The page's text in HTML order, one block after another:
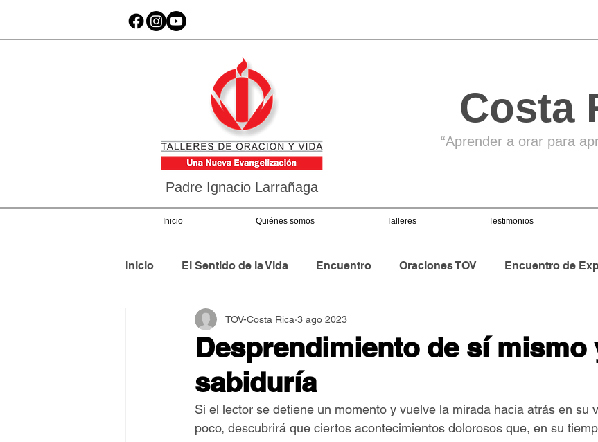
Padre Ignacio Larrañaga
Costa
“Aprender a orar para
Inicio Quiénes somos Talleres Testimonios
Inicio El Sentido de la Vida Encuentro Oraciones TOV Encuentro de
Asamblea Internacional 2018 Asamblea Nacional
Estilo y Vida de los Guías Jornadas Mundiales
Pentecostés El Arte de Ser Feliz Semillas de Paz
Desprendimiento de sí mismo
sabiduría
TOV-Costa Rica 3 ago 2023
Si el lector se detiene un momento y vuelve la mirada hacia atrás en su
poco, descubrirá que ciertos acontecimientos dolorosos que, en su